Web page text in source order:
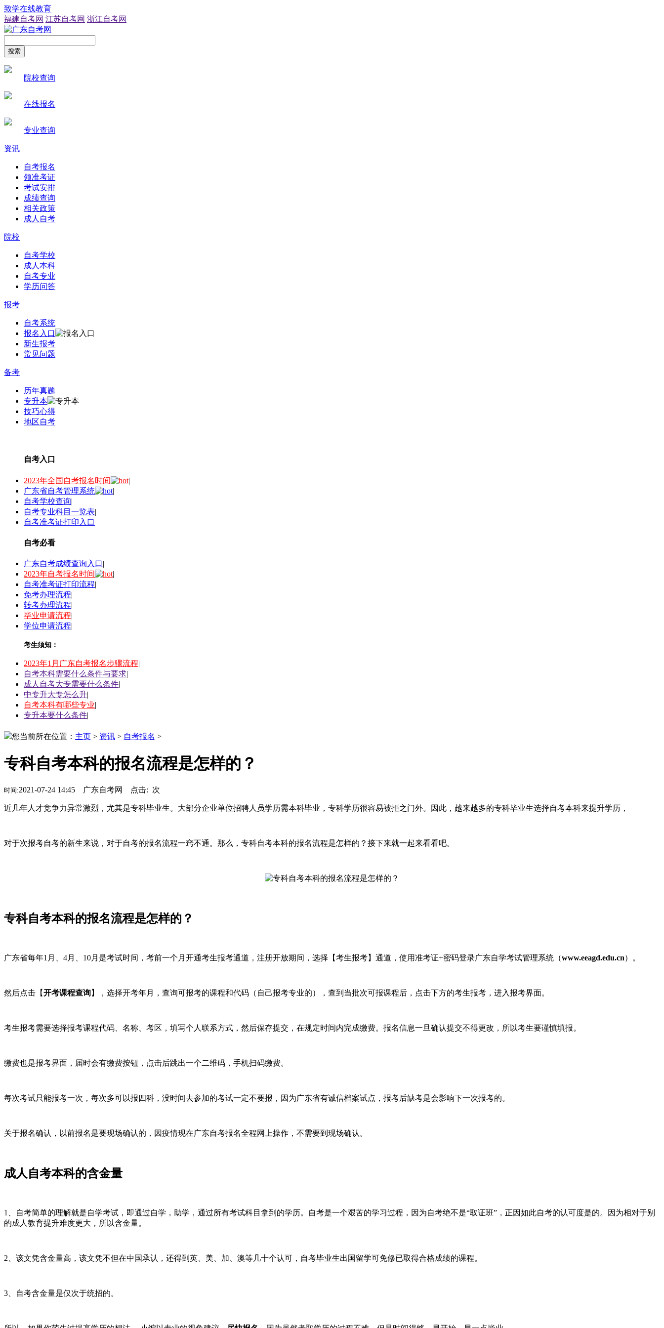
致学在线教育
福建自考网 江苏自考网 浙江自考网
搜索
院校查询
在线报名
专业查询
资讯
自考报名
领准考证
考试安排
成绩查询
相关政策
成人自考
院校
自考学校
成人本科
自考专业
学历问答
报考
自考系统
报名入口
新生报考
常见问题
备考
历年真题
专升本
技巧心得
地区自考
自考入口
2023年全国自考报名时间
|
广东省自考管理系统
|
自考学校查询|
自考专业科目一览表|
自考准考证打印入口
自考必看
广东自考成绩查询入口|
2023年自考报名时间
|
自考准考证打印流程|
免考办理流程|
转考办理流程|
毕业申请流程|
学位申请流程|
考生须知：
2023年1月广东自考报名步骤流程|
自考本科需要什么条件与要求|
成人自考大专需要什么条件|
中专升大专怎么升|
自考本科有哪些专业|
专升本要什么条件|
您当前所在位置： 主页 > 资讯 > 自考报名 >
专科自考本科的报名流程是怎样的？
时间:2021-07-24 14:45 广东自考网 点击: 次
近几年人才竞争力异常激烈，尤其是专科毕业生。大部分企业单位招聘人员学历需本科毕业，专科学历很容易被拒之门外。因此，越来越多的专科毕业生选择自考本科来提升学历，
对于次报考自考的新生来说，对于自考的报名流程一窍不通。那么，专科自考本科的报名流程是怎样的？接下来就一起来看看吧。
专科自考本科的报名流程是怎样的？
广东省每年1月、4月、10月是考试时间，考前一个月开通考生报考通道，注册开放期间，选择【考生报考】通道，使用准考证+密码登录广东自学考试管理系统（www.eeagd.edu.cn）。
然后点击【开考课程查询】，选择开考年月，查询可报考的课程和代码（自己报考专业的），查到当批次可报课程后，点击下方的考生报考，进入报考界面。
考生报考需要选择报考课程代码、名称、考区，填写个人联系方式，然后保存提交，在规定时间内完成缴费。报名信息一旦确认提交不得更改，所以考生要谨慎填报。
缴费也是报考界面，届时会有缴费按钮，点击后跳出一个二维码，手机扫码缴费。
每次考试只能报考一次，每次多可以报四科，没时间去参加的考试一定不要报，因为广东省有诚信档案试点，报考后缺考是会影响下一次报考的。
关于报名确认，以前报名是要现场确认的，因疫情现在广东自考报名全程网上操作，不需要到现场确认。
成人自考本科的含金量
1、自考简单的理解就是自学考试，即通过自学，助学，通过所有考试科目拿到的学历。自考是一个艰苦的学习过程，因为自考绝不是“取证班”，正因如此自考的认可度是的。因为相对于别
的成人教育提升难度更大，所以含金量。
2、该文凭含金量高，该文凭不但在中国承认，还得到英、美、加、澳等几十个认可，自考毕业生出国留学可免修已取得合格成绩的课程。
3、自考含金量是仅次于统招的。